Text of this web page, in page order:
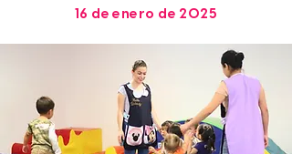
16 de enero de 2025